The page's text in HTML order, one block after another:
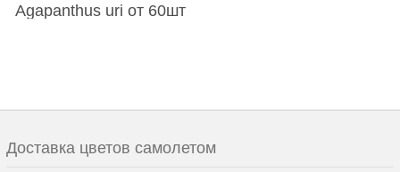
Agapanthus uri от 60шт
Доставка цветов самолетом